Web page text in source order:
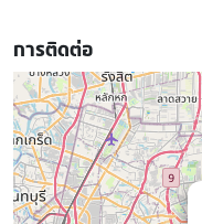
การติดต่อ